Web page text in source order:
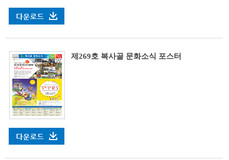
제269호 복사골 문화소식 포스터